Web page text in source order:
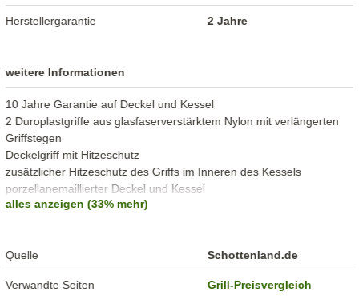
Herstellergarantie 2 Jahre
weitere Informationen
10 Jahre Garantie auf Deckel und Kessel
2 Duroplastgriffe aus glasfaserverstärktem Nylon mit verlängerten
Griffstegen
Deckelgriff mit Hitzeschutz
zusätzlicher Hitzeschutz des Griffs im Inneren des Kessels
porzellanemaillierter Deckel und Kessel
Deckelhaken
alles anzeigen (33% mehr)
Quelle Schottenland.de
Verwandte Seiten Grill-Preisvergleich